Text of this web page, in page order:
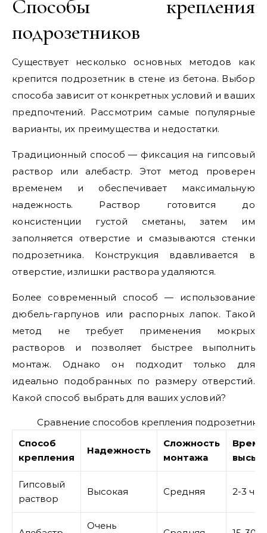
Способы крепления
подрозетников
Существует несколько основных методов как
крепится подрозетник в стене из бетона. Выбор
способа зависит от конкретных условий и ваших
предпочтений. Рассмотрим самые популярные
варианты, их преимущества и недостатки.
Традиционный способ — фиксация на гипсовый
раствор или алебастр. Этот метод проверен
временем и обеспечивает максимальную
надежность. Раствор готовится до
консистенции густой сметаны, затем им
заполняется отверстие и смазываются стенки
подрозетника. Конструкция вдавливается в
отверстие, излишки раствора удаляются.
Более современный способ — использование
дюбель-гарпунов или распорных лапок. Такой
метод не требует применения мокрых
растворов и позволяет быстрее выполнить
монтаж. Однако он подходит только для
идеально подобранных по размеру отверстий.
Какой способ выбрать для ваших условий?
Сравнение способов крепления
Способ
крепления
Надежность
Сложность
монтажа
Время
Гипсовый
раствор
Высокая Средняя 2-3
Очень